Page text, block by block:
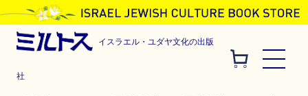
イスラエル・ユダヤ文化の出版
社